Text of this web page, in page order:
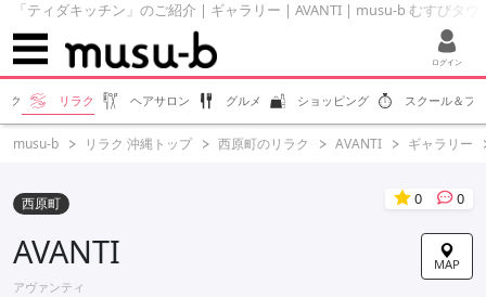
「ティダキッチン」のご紹介 | ギャラリー | AVANTI | musu-b むすびタウ
ログイン
ク リラク ヘアサロン グルメ ショッピング スクール＆フ
musu-b リラク 沖縄トップ 西原町のリラク AVANTI ギャラリー
西原町 0 0
MAP
AVANTI
アヴァンティ